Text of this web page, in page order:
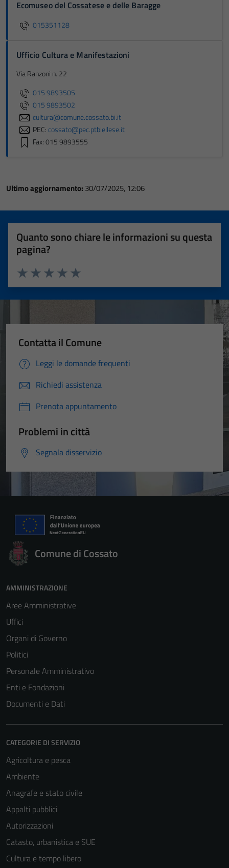
Ecomuseo del Cossatese e delle Baragge
015351128
Ufficio Cultura e Manifestazioni
Via Ranzoni n. 22
015 9893505
015 9893502
cultura@comune.cossato.bi.it
PEC:cossato@pec.ptbiellese.it
Fax: 015 9893555
Ultimo aggiornamento: 30/07/2025, 12:06
Quanto sono chiare le informazioni su questa
pagina?
Valuta 5 stelle su 5
Valuta 4 stelle su 5
Valuta 3 stelle su 5
Valuta 2 stelle su 5
Valuta 1 stelle su 5
Contatta il Comune
Leggi le domande frequenti
Richiedi assistenza
Prenota appuntamento
Problemi in città
Segnala disservizio
Comune di Cossato
AMMINISTRAZIONE
Aree Amministrative
Uffici
Organi di Governo
Politici
Personale Amministrativo
Enti e Fondazioni
Documenti e Dati
CATEGORIE DI SERVIZIO
Agricoltura e pesca
Ambiente
Anagrafe e stato civile
Appalti pubblici
Autorizzazioni
Catasto, urbanistica e SUE
Cultura e tempo libero